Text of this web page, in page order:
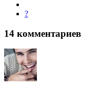
?
14 комментариев